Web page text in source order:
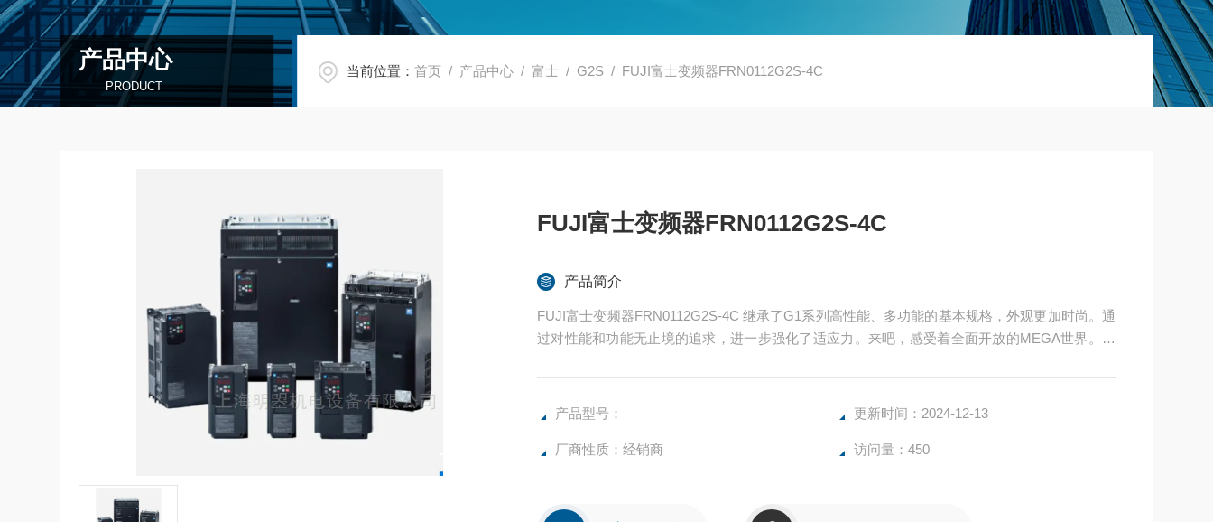
产品中心
PRODUCT
当前位置：首页 / 产品中心 /富士 / G2S / FUJI富士变频器FRN0112G2S-4C
FUJI富士变频器FRN0112G2S-4C
产品简介
FUJI富士变频器FRN0112G2S-4C 继承了G1系列高性能、多功能的基本规格，外观更加时尚。通
过对性能和功能无止境的追求，进一步强化了适应力。来吧，感受着全面开放的MEGA世界。优
产品型号： 更新时间：2024-12-13
厂商性质：经销商 访问量：450